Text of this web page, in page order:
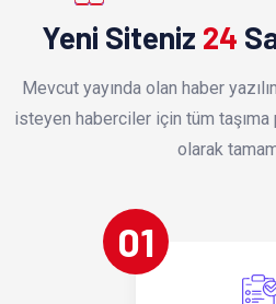
Yeni Siteniz 24
Mevcut yayında olan haber
isteyen haberciler için tüm taşıma
olarak
01